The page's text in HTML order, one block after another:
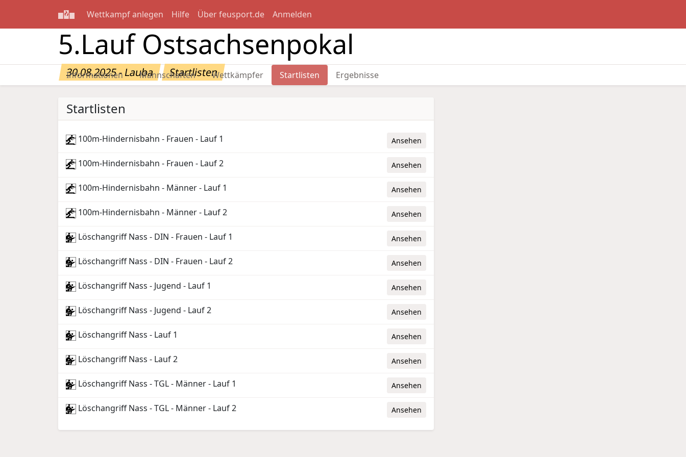
Wettkampf anlegen Hilfe Über feusport.de Anmelden
5.Lauf Ostsachsenpokal
30.08.2025 - Lauba Startlisten
Informationen Mannschaften Wettkämpfer Startlisten Ergebnisse
Startlisten
100m-Hindernisbahn - Frauen - Lauf 1 Ansehen
100m-Hindernisbahn - Frauen - Lauf 2 Ansehen
100m-Hindernisbahn - Männer - Lauf 1 Ansehen
100m-Hindernisbahn - Männer - Lauf 2 Ansehen
Löschangriff Nass - DIN - Frauen - Lauf 1 Ansehen
Löschangriff Nass - DIN - Frauen - Lauf 2 Ansehen
Löschangriff Nass - Jugend - Lauf 1 Ansehen
Löschangriff Nass - Jugend - Lauf 2 Ansehen
Löschangriff Nass - Lauf 1 Ansehen
Löschangriff Nass - Lauf 2 Ansehen
Löschangriff Nass - TGL - Männer - Lauf 1 Ansehen
Löschangriff Nass - TGL - Männer - Lauf 2 Ansehen